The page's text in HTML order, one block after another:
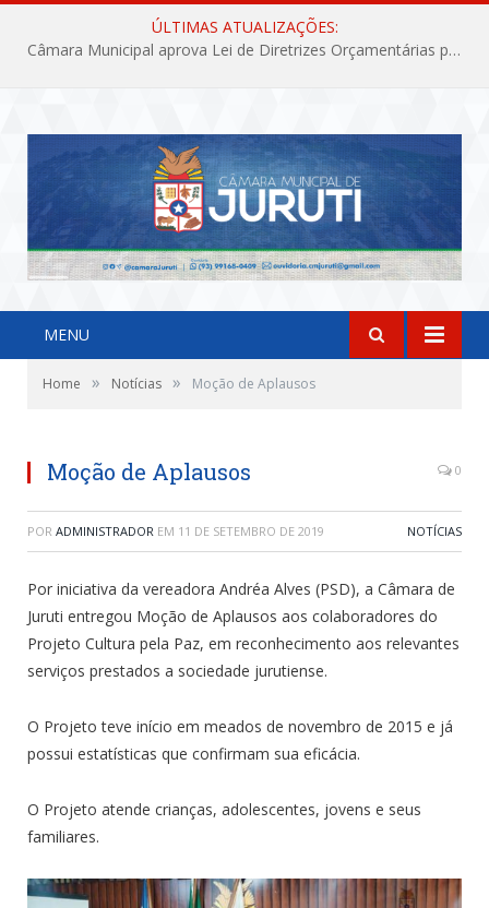
ÚLTIMAS ATUALIZAÇÕES:
Câmara Municipal aprova Lei de Diretrizes Orçamentárias para o exercício financeiro de 2027
MENU
Home » Notícias » Moção de Aplausos
Moção de Aplausos 0
POR ADMINISTRADOR EM 11 DE SETEMBRO DE 2019 NOTÍCIAS
Por iniciativa da vereadora Andréa Alves (PSD), a Câmara de
Juruti entregou Moção de Aplausos aos colaboradores do
Projeto Cultura pela Paz, em reconhecimento aos relevantes
serviços prestados a sociedade jurutiense.
O Projeto teve início em meados de novembro de 2015 e já
possui estatísticas que confirmam sua eficácia.
O Projeto atende crianças, adolescentes, jovens e seus
familiares.